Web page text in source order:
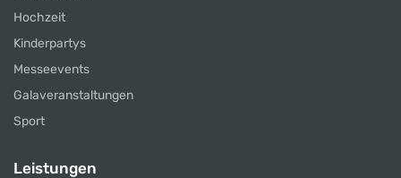
Hochzeit
Kinderpartys
Messeevents
Galaveranstaltungen
Sport
Leistungen